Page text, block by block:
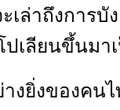
เล่าถึงการบั
ปเลียนขึ้นมา
งยิ่งของคน